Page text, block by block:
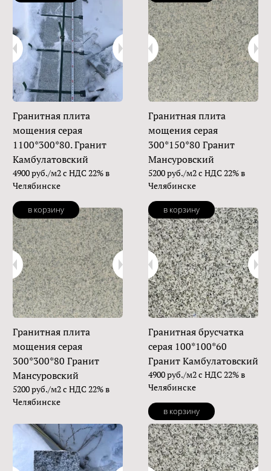
Гранитная плита
мощения серая
1100*300*80. Гранит
Камбулатовский
4900 руб./м2 с НДС 22% в
Челябинске
в корзину
Гранитная плита
мощения серая
300*150*80 Гранит
Мансуровский
5200 руб./м2 с НДС 22% в
Челябинске
в корзину
Гранитная плита
мощения серая
300*300*80 Гранит
Мансуровский
5200 руб./м2 с НДС 22% в
Челябинске
Гранитная брусчатка
серая 100*100*60
Гранит Камбулатовский
4900 руб./м2 с НДС 22% в
Челябинске
в корзину